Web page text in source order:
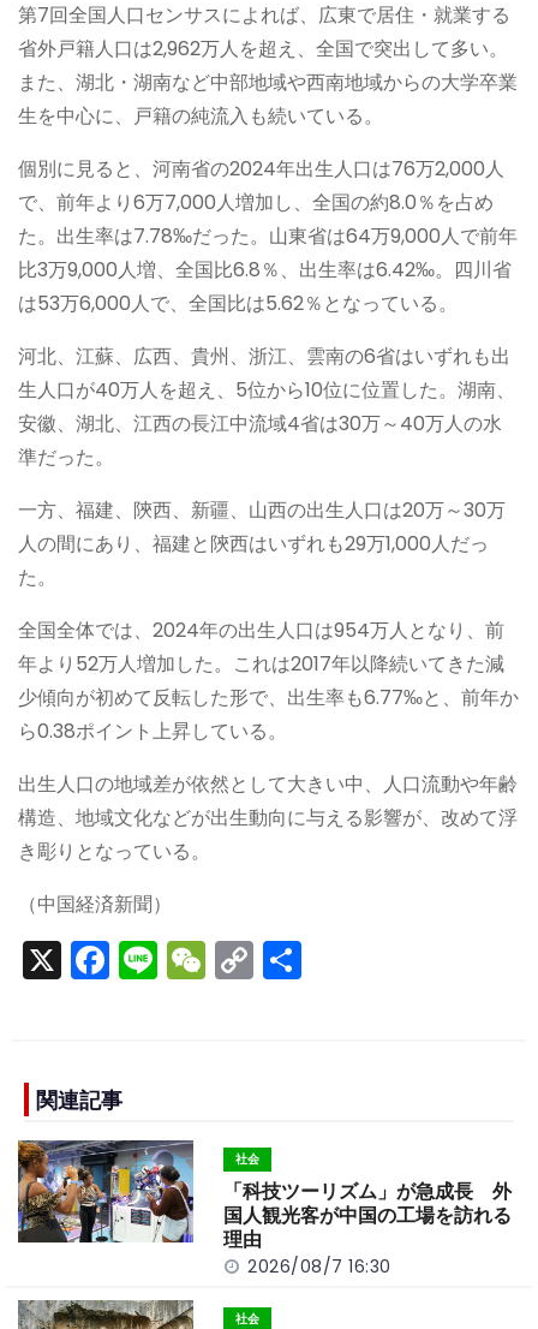
第7回全国人口センサスによれば、広東で居住・就業する
省外戸籍人口は2,962万人を超え、全国で突出して多い。
また、湖北・湖南など中部地域や西南地域からの大学卒業
生を中心に、戸籍の純流入も続いている。
個別に見ると、河南省の2024年出生人口は76万2,000人
で、前年より6万7,000人増加し、全国の約8.0％を占め
た。出生率は7.78‰だった。山東省は64万9,000人で前年
比3万9,000人増、全国比6.8％、出生率は6.42‰。四川省
は53万6,000人で、全国比は5.62％となっている。
河北、江蘇、広西、貴州、浙江、雲南の6省はいずれも出
生人口が40万人を超え、5位から10位に位置した。湖南、
安徽、湖北、江西の長江中流域4省は30万～40万人の水
準だった。
一方、福建、陝西、新疆、山西の出生人口は20万～30万
人の間にあり、福建と陝西はいずれも29万1,000人だっ
た。
全国全体では、2024年の出生人口は954万人となり、前
年より52万人増加した。これは2017年以降続いてきた減
少傾向が初めて反転した形で、出生率も6.77‰と、前年か
ら0.38ポイント上昇している。
出生人口の地域差が依然として大きい中、人口流動や年齢
構造、地域文化などが出生動向に与える影響が、改めて浮
き彫りとなっている。
（中国経済新聞）
X F
e
b
o
o
k
Li W C
n
k
関連記事
社会
「科技ツーリズム」が急成長 外
国人観光客が中国の工場を訪れる
理由
2026/08/7 16:30
社会